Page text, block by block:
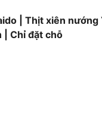
| Thịt xiên nướng
| Chỉ đặt chỗ